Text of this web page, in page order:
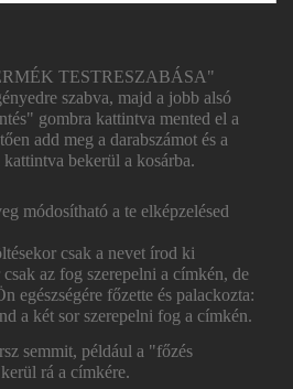
TESTRESZABÁSA"
szabva, majd a jobb alsó
gombra kattintva mented el a
add meg a darabszámot és a
bekerül a kosárba.
módosítható a te elképzelésed
csak a nevet írod ki
az fog szerepelni a címkén, de
egészségére főzette és palackozta:
a két sor szerepelni fog a címkén.
semmit, például a "főzés
rá a címkére.